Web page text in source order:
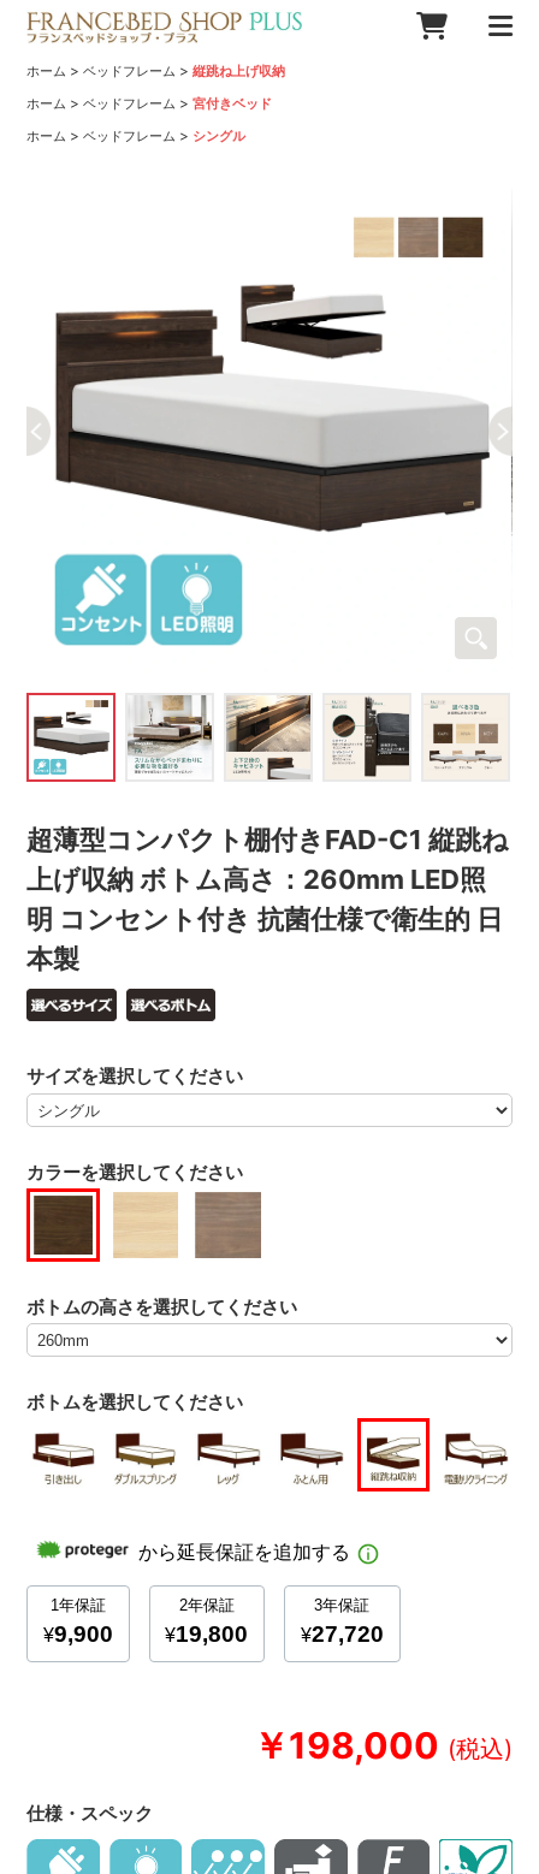
ホーム >ベッドフレーム >縦跳ね上げ収納
ホーム >ベッドフレーム >宮付きベッド
ホーム >ベッドフレーム > シングル
超薄型コンパクト棚付きFAD-C1 縦跳ね
上げ収納 ボトム高さ：260mm LED照
明 コンセント付き 抗菌仕様で衛生的 日
本製
￥198,000
カラーを選択してください
サイズを選択してください
ボトムの高さを選択してください
ボトムを選択してください
仕様・スペック